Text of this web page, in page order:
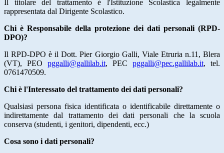
Il titolare del trattamento è l'Istituzione Scolastica legalmente
rappresentata dal Dirigente Scolastico.
Chi è Responsabile della protezione dei dati personali (RPD-
DPO)?
Il RPD-DPO è il Dott. Pier Giorgio Galli, Viale Etruria n.11, Blera
(VT), PEO
pggalli@gallilab.it, PEC pggalli@pec.gallilab.it, tel.
0761470509.
Chi è l'Interessato del trattamento dei dati personali?
Qualsiasi persona fisica identificata o identificabile direttamente o
indirettamente dal trattamento dei dati personali che la scuola
conserva (studenti, i genitori, dipendenti, ecc.)
Cosa sono i dati personali?